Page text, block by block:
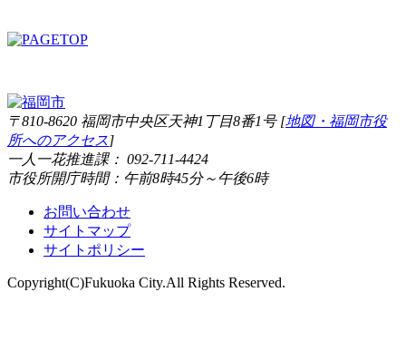
〒810-8620 福岡市中央区天神1丁目8番1号 [地図・福岡市役
所へのアクセス]
一人一花推進課： 092-711-4424
市役所開庁時間：午前8時45分～午後6時
お問い合わせ
サイトマップ
サイトポリシー
Copyright(C)Fukuoka City.All Rights Reserved.